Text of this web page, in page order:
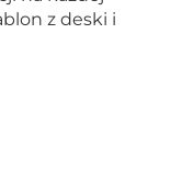
z deski i